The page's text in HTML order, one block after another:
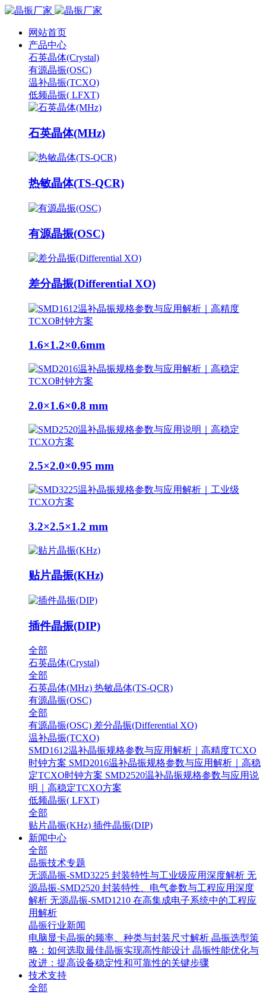
网站首页
产品中心
石英晶体(Crystal)
有源晶振(OSC)
温补晶振(TCXO)
低频晶振( LFXT)
石英晶体(MHz)
热敏晶体(TS-QCR)
有源晶振(OSC)
差分晶振(Differential XO)
1.6×1.2×0.6mm
2.0×1.6×0.8 mm
2.5×2.0×0.95 mm
3.2×2.5×1.2 mm
贴片晶振(KHz)
插件晶振(DIP)
全部
石英晶体(Crystal)
全部
石英晶体(MHz) 热敏晶体(TS-QCR)
有源晶振(OSC)
全部
有源晶振(OSC) 差分晶振(Differential XO)
温补晶振(TCXO)
SMD1612温补晶振规格参数与应用解析｜高精度TCXO
时钟方案 SMD2016温补晶振规格参数与应用解析｜高稳
定TCXO时钟方案 SMD2520温补晶振规格参数与应用说
明｜高稳定TCXO方案
低频晶振( LFXT)
全部
贴片晶振(KHz) 插件晶振(DIP)
新闻中心
全部
晶振技术专题
无源晶振-SMD3225 封装特性与工业级应用深度解析 无
源晶振-SMD2520 封装特性、电气参数与工程应用深度
解析 无源晶振-SMD1210 在高集成电子系统中的工程应
用解析
晶振行业新闻
电脑显卡晶振的频率、种类与封装尺寸解析 晶振选型策
略：如何选取最佳晶振实现高性能设计 晶振性能优化与
改进：提高设备稳定性和可靠性的关键步骤
技术支持
全部